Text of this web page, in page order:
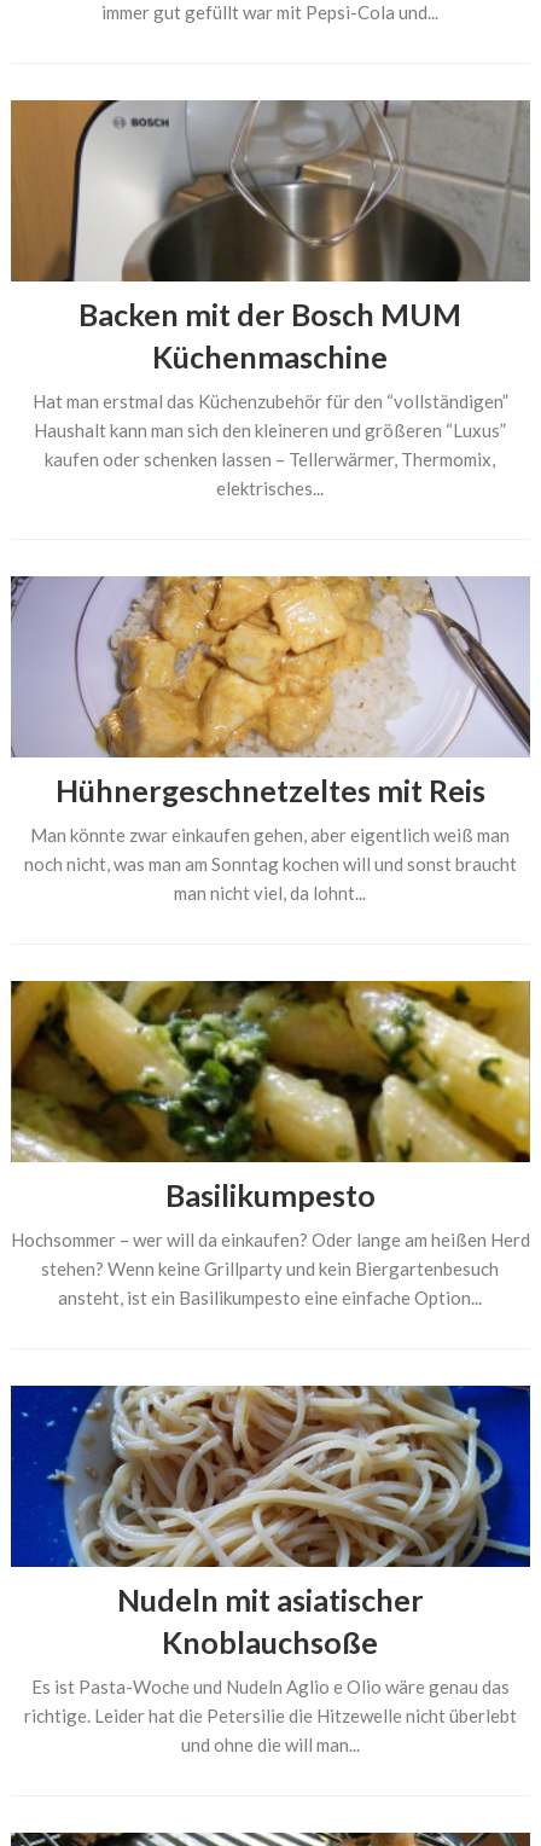
immer gut gefüllt war mit Pepsi-Cola und...
Backen mit der Bosch MUM
Küchenmaschine
Hat man erstmal das Küchenzubehör für den “vollständigen”
Haushalt kann man sich den kleineren und größeren “Luxus”
kaufen oder schenken lassen – Tellerwärmer, Thermomix,
elektrisches...
Hühnergeschnetzeltes mit Reis
Man könnte zwar einkaufen gehen, aber eigentlich weiß man
noch nicht, was man am Sonntag kochen will und sonst braucht
man nicht viel, da lohnt...
Basilikumpesto
Hochsommer – wer will da einkaufen? Oder lange am heißen Herd
stehen? Wenn keine Grillparty und kein Biergartenbesuch
ansteht, ist ein Basilikumpesto eine einfache Option...
Nudeln mit asiatischer
Knoblauchsoße
Es ist Pasta-Woche und Nudeln Aglio e Olio wäre genau das
richtige. Leider hat die Petersilie die Hitzewelle nicht überlebt
und ohne die will man...